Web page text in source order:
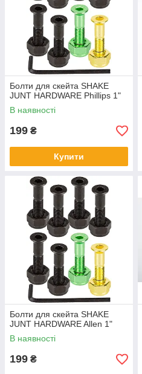
Болти для скейта SHAKE
JUNT HARDWARE Phillips 1"
В наявності
199 ₴
Купити
Болти для скейта SHAKE
JUNT HARDWARE Allen 1"
В наявності
199 ₴